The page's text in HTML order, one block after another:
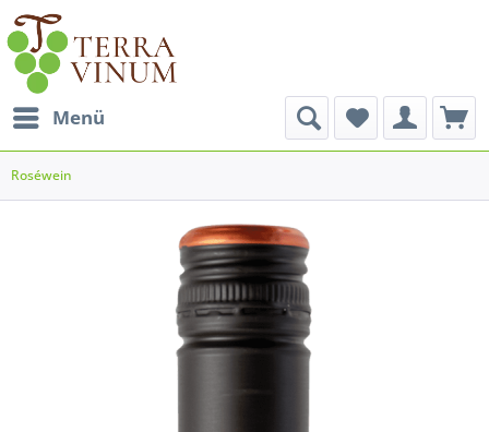
Menü
Roséwein